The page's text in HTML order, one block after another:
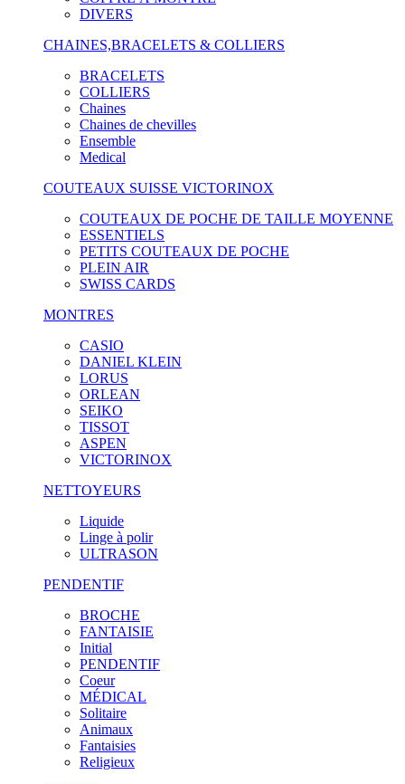
DIVERS
CHAINES,BRACELETS & COLLIERS
BRACELETS
COLLIERS
Chaines
Chaines de chevilles
Ensemble
Medical
COUTEAUX SUISSE VICTORINOX
COUTEAUX DE POCHE DE TAILLE MOYENNE
ESSENTIELS
PETITS COUTEAUX DE POCHE
PLEIN AIR
SWISS CARDS
MONTRES
CASIO
DANIEL KLEIN
LORUS
ORLEAN
SEIKO
TISSOT
ASPEN
VICTORINOX
NETTOYEURS
Liquide
Linge à polir
ULTRASON
PENDENTIF
BROCHE
FANTAISIE
Initial
PENDENTIF
Coeur
MÉDICAL
Solitaire
Animaux
Fantaisies
Religieux